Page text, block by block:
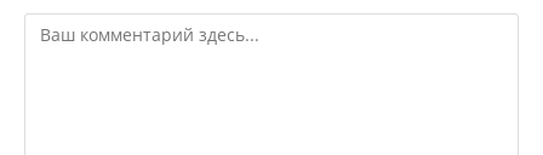
Комментарий